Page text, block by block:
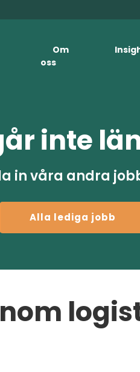
Om
oss
inte
in våra andra
Alla lediga jobb